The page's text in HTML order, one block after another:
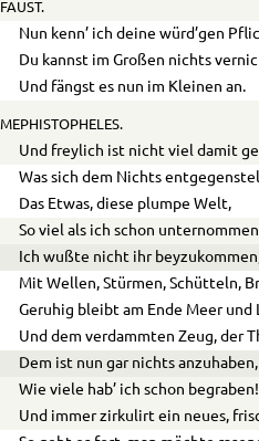
FAUST.
Nun kenn’ ich deine würd’gen
Du kannst im Großen nichts
Und fängst es nun im Kleinen an.
MEPHISTOPHELES.
Und freylich ist nicht viel damit
Was sich dem Nichts
Das Etwas, diese plumpe Welt,
So viel als ich schon unternommen
Ich wußte nicht ihr
Mit Wellen, Stürmen, Schütteln,
Geruhig bleibt am Ende Meer und
Und dem verdammten Zeug, der
Dem ist nun gar nichts anzuhaben,
Wie viele hab’ ich schon begraben!
Und immer zirkulirt ein neues,